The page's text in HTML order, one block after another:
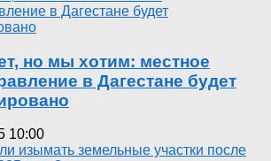
но мы хотим: местное
в Дагестане будет
10:00